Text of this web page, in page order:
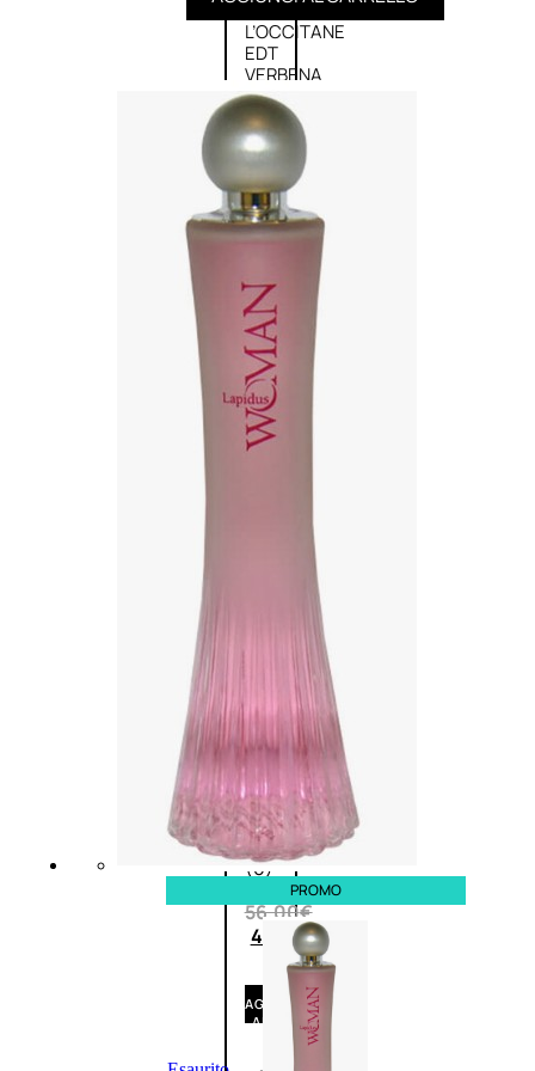
L’OCCITANE
EDT
VERBENA
E
Valutato
0su
(0)
58,00€
ESAURITO
Aggiungi
carrello
Fragranze
Nature
Donna
L’OCCITANE
EDT
VERBENA
1
Valutato
0su
5
(0)
56,00€
42,00€
AGGIUNGI
AL
CARRELLO
PROMO